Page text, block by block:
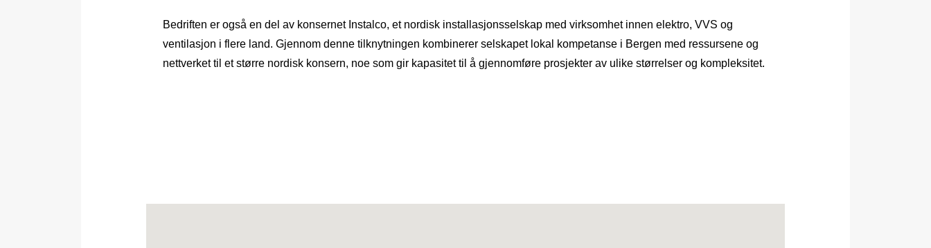
Bedriften er også en del av konsernet Instalco, et nordisk installasjonsselskap med virksomhet innen elektro, VVS og
ventilasjon i flere land. Gjennom denne tilknytningen kombinerer selskapet lokal kompetanse i Bergen med ressursene og
nettverket til et større nordisk konsern, noe som gir kapasitet til å gjennomføre prosjekter av ulike størrelser og kompleksitet.